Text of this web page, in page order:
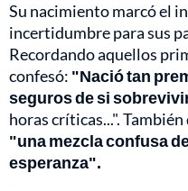
Su nacimiento marcó el
incertidumbre para sus
Recordando aquellos
confesó: "Nació tan
seguros de si
horas críticas...".
"una mezcla confusa
esperanza".